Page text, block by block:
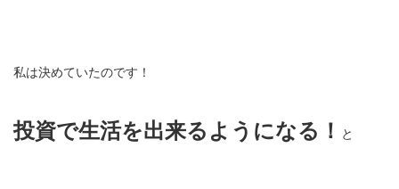
私は決めていたのです！
投資で生活を出来るようになる！ と